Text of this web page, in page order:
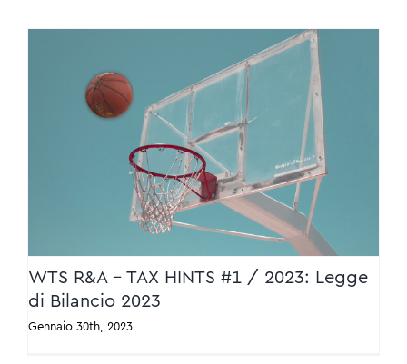
WTS R&A – TAX HINTS #1 / 2023: Legge di
Bilancio 2023
WTS R&A – TAX HINTS #1 / 2023: Legge
di Bilancio 2023
Gennaio 30th, 2023